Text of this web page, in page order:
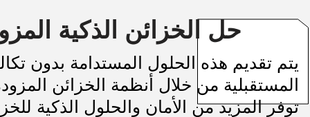
حل الخزائن الذكية
يتم تقديم هذه الحلول المستدامة بدون
المستقبلية من خلال أنظمة الخزائن
توفر المزيد من الأمان والحلول الذكية